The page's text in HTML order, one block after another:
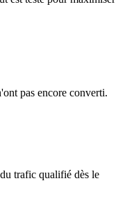
pas encore converti.
trafic qualifié dès le